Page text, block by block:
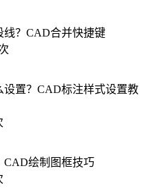
？CAD合并快捷键
置？CAD标注样式设置教
绘制图框技巧